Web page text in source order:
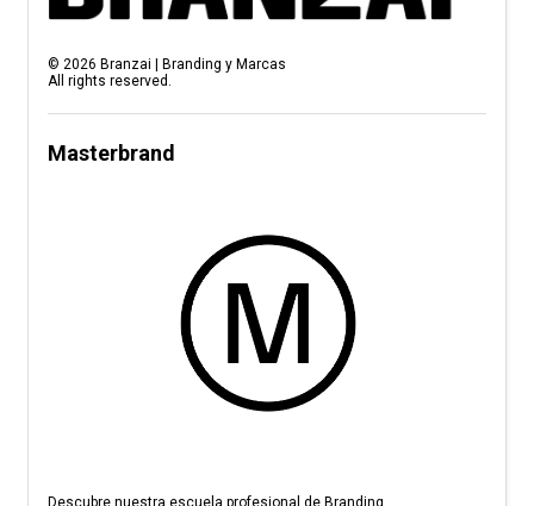
© 2026 Branzai | Branding y Marcas
All rights reserved.
Masterbrand